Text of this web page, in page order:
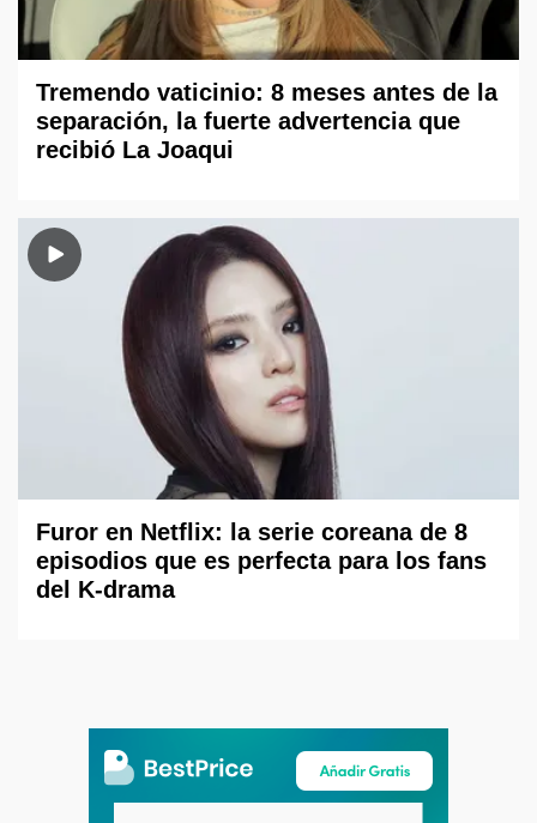
Tremendo vaticinio: 8 meses antes de la
separación, la fuerte advertencia que
recibió La Joaqui
Furor en Netflix: la serie coreana de 8
episodios que es perfecta para los fans
del K-drama